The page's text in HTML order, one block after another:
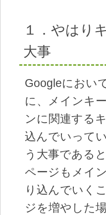
１．やはり
大事
Googleにおい
に、メインキ
ンに関連する
込んでいって
う大事である
ページもメイ
り込んでいく
ジを増やした